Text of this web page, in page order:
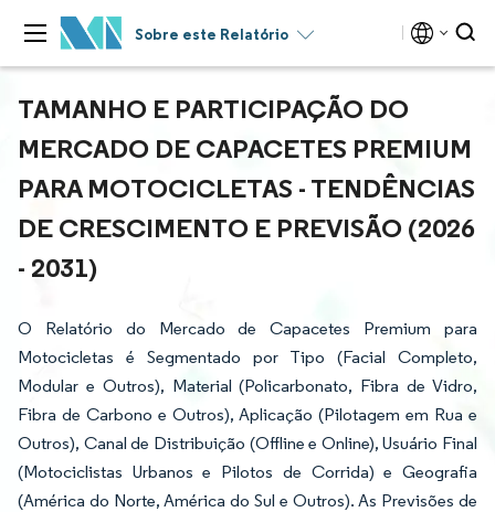
Sobre este Relatório
TAMANHO E PARTICIPAÇÃO DO
MERCADO DE CAPACETES PREMIUM
PARA MOTOCICLETAS - TENDÊNCIAS
DE CRESCIMENTO E PREVISÃO (2026
- 2031)
O Relatório do Mercado de Capacetes Premium para
Motocicletas é Segmentado por Tipo (Facial Completo,
Modular e Outros), Material (Policarbonato, Fibra de Vidro,
Fibra de Carbono e Outros), Aplicação (Pilotagem em Rua e
Outros), Canal de Distribuição (Offline e Online), Usuário Final
(Motociclistas Urbanos e Pilotos de Corrida) e Geografia
(América do Norte, América do Sul e Outros). As Previsões de